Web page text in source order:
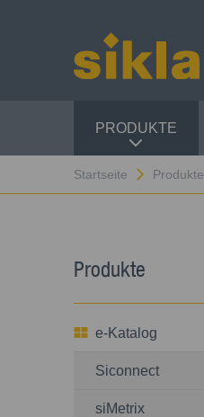
PRODUKTE
Startseite Produkte
Produkte
e-Katalog
Siconnect
siMetrix